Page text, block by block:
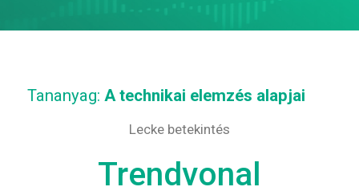
Tananyag: A technikai elemzés alapjai
Lecke betekintés
Trendvonal